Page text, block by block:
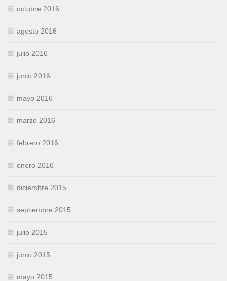
octubre 2016
agosto 2016
julio 2016
junio 2016
mayo 2016
marzo 2016
febrero 2016
enero 2016
diciembre 2015
septiembre 2015
julio 2015
junio 2015
mayo 2015